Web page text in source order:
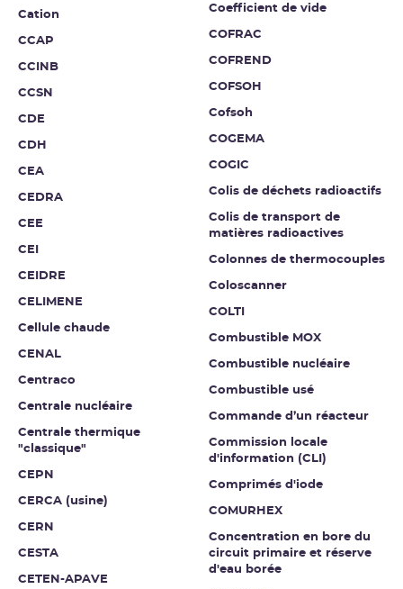
Cation
CCAP
CCINB
CCSN
CDE
CDH
CEA
CEDRA
CEE
CEI
CEIDRE
CELIMENE
Cellule chaude
CENAL
Centraco
Centrale nucléaire
Centrale thermique
"classique"
CEPN
CERCA (usine)
CERN
CESTA
CETEN-APAVE
Coefficient de vide
COFRAC
COFREND
COFSOH
Cofsoh
COGEMA
COGIC
Colis de déchets radioactifs
Colis de transport de
matières radioactives
Colonnes de thermocouples
Coloscanner
COLTI
Combustible MOX
Combustible nucléaire
Combustible usé
Commande d’un réacteur
Commission locale
d'information (CLI)
Comprimés d'iode
COMURHEX
Concentration en bore du
circuit primaire et réserve
d'eau borée